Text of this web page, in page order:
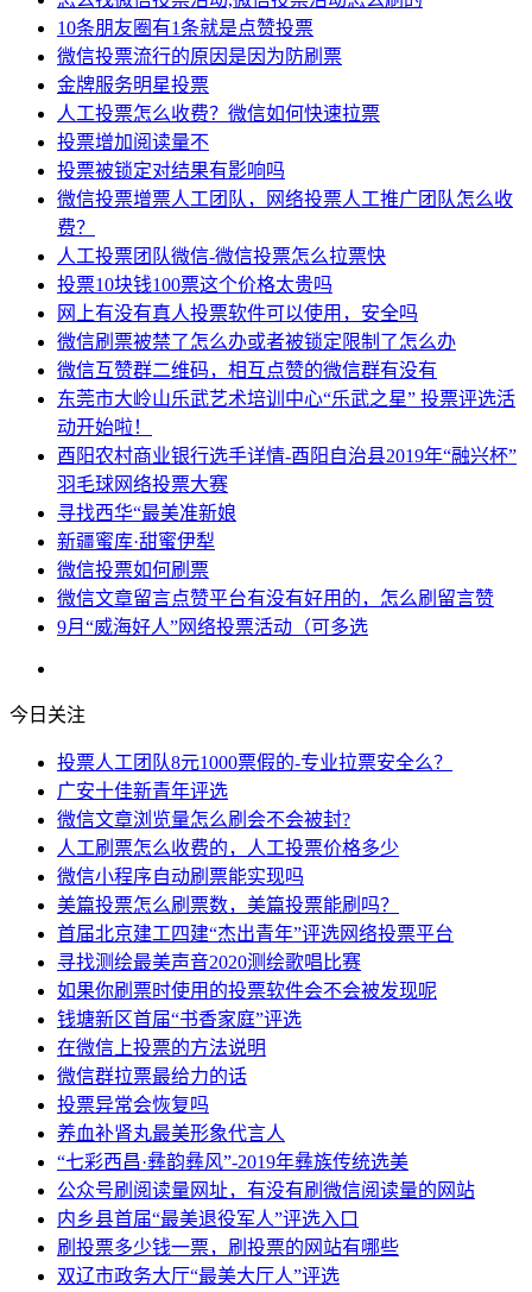
10条朋友圈有1条就是点赞投票
微信投票流行的原因是因为防刷票
金牌服务明星投票
人工投票怎么收费？微信如何快速拉票
投票增加阅读量不
投票被锁定对结果有影响吗
微信投票增票人工团队，网络投票人工推广团队怎么收
费？
人工投票团队微信-微信投票怎么拉票快
投票10块钱100票这个价格太贵吗
网上有没有真人投票软件可以使用，安全吗
微信刷票被禁了怎么办或者被锁定限制了怎么办
微信互赞群二维码，相互点赞的微信群有没有
东莞市大岭山乐武艺术培训中心“乐武之星” 投票评选活
动开始啦！
酉阳农村商业银行选手详情-酉阳自治县2019年“融兴杯”
羽毛球网络投票大赛
寻找西华“最美准新娘
新疆蜜库·甜蜜伊犁
微信投票如何刷票
微信文章留言点赞平台有没有好用的，怎么刷留言赞
9月“威海好人”网络投票活动（可多选
今日关注
投票人工团队8元1000票假的-专业拉票安全么？
广安十佳新青年评选
微信文章浏览量怎么刷会不会被封?
人工刷票怎么收费的，人工投票价格多少
微信小程序自动刷票能实现吗
美篇投票怎么刷票数，美篇投票能刷吗？
首届北京建工四建“杰出青年”评选网络投票平台
寻找测绘最美声音2020测绘歌唱比赛
如果你刷票时使用的投票软件会不会被发现呢
钱塘新区首届“书香家庭”评选
在微信上投票的方法说明
微信群拉票最给力的话
投票异常会恢复吗
养血补肾丸最美形象代言人
“七彩西昌·彝韵彝风”-2019年彝族传统选美
公众号刷阅读量网址，有没有刷微信阅读量的网站
内乡县首届“最美退役军人”评选入口
刷投票多少钱一票，刷投票的网站有哪些
双辽市政务大厅“最美大厅人”评选